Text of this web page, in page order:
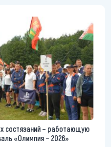
состязаний – работающую
«Олимпия – 2026»